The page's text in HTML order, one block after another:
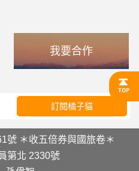
我要合作
訂閱橘子貓
號 ＊收五倍券與國旅卷＊
第北 2330號